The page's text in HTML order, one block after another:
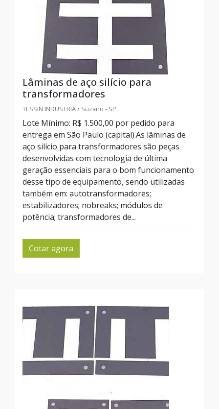
Lâminas de aço silício para
transformadores
TESSIN INDUSTRIA / Suzano - SP
Lote Mínimo: R$ 1.500,00 por pedido para
entrega em São Paulo (capital).As lâminas de
aço silício para transformadores são peças
desenvolvidas com tecnologia de última
geração essenciais para o bom funcionamento
desse tipo de equipamento, sendo utilizadas
também em: autotransformadores;
estabilizadores; nobreaks; módulos de
potência; transformadores de...
Cotar agora